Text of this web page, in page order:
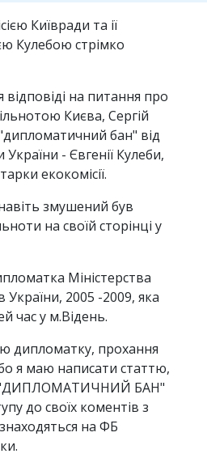
Київради та ії
Кулебою стрімко
на питання про
Києва, Сергій
бан" від
- Євгенії Кулеби,
екокомісії.
змушений був
на своїй сторінці у
Міністерства
2005 -2009, яка
час у м.Відень.
дипломатку, прохання
я маю написати статтю,
"ДИПЛОМАТИЧНИЙ БАН"
до своїх коментів з
на ФБ